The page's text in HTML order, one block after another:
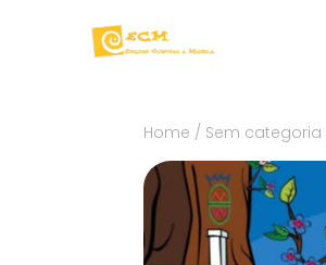
Home / Sem categoria